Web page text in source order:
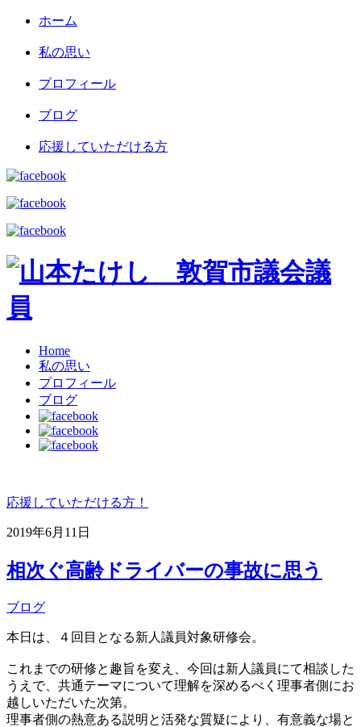
ホーム
私の思い
プロフィール
ブログ
応援していただける方
Home
私の思い
プロフィール
ブログ
応援していただける方！
2019年6月11日
相次ぐ高齢ドライバーの事故に思う
ブログ
本日は、４回目となる新人議員対象研修会。
これまでの研修と趣旨を変え、今回は新人議員にて相談した
うえで、共通テーマについて理解を深めるべく理事者側にお
越しいただいた次第。
理事者側の熱意ある説明と活発な質疑により、有意義な場と